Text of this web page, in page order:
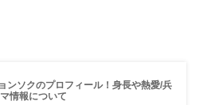
ンソクのプロフィール！身長や熱愛/兵
情報について